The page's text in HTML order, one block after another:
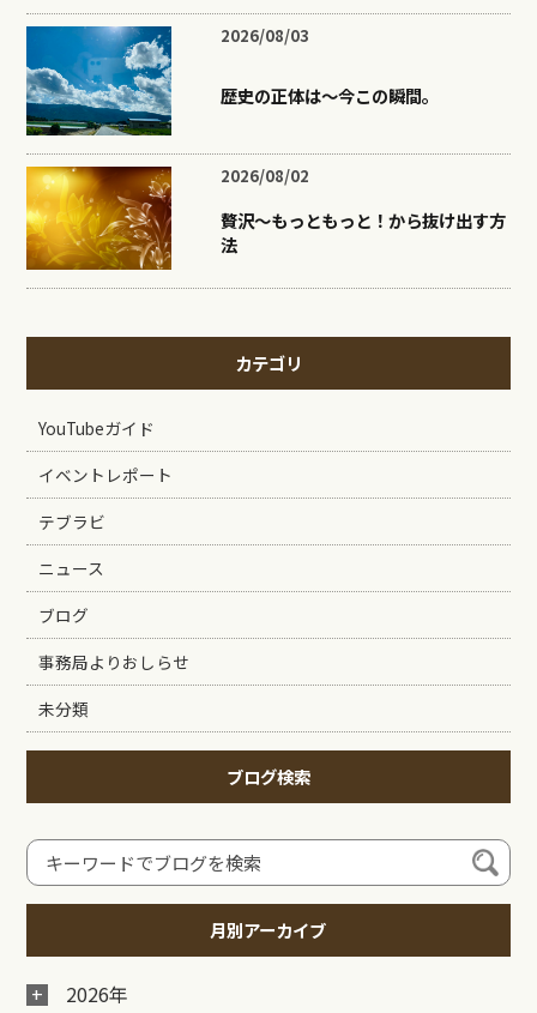
2026/08/03
歴史の正体は〜今この瞬間。
2026/08/02
贅沢〜もっともっと！から抜け出す方
法
カテゴリ
YouTubeガイド
イベントレポート
テブラビ
ニュース
ブログ
事務局よりおしらせ
未分類
ブログ検索
月別アーカイブ
2026年